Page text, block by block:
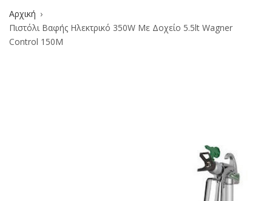
Breadcrumb
Αρχική
Πιστόλι Βαφής Ηλεκτρικό 350W Mε Δοχείο 5.5lt Wagner
Control 150M